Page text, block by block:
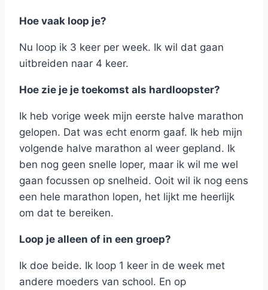
Hoe vaak loop je?
Nu loop ik 3 keer per week. Ik wil dat gaan
uitbreiden naar 4 keer.
Hoe zie je je toekomst als hardloopster?
Ik heb vorige week mijn eerste halve marathon
gelopen. Dat was echt enorm gaaf. Ik heb mijn
volgende halve marathon al weer gepland. Ik
ben nog geen snelle loper, maar ik wil me wel
gaan focussen op snelheid. Ooit wil ik nog eens
een hele marathon lopen, het lijkt me heerlijk
om dat te bereiken.
Loop je alleen of in een groep?
Ik doe beide. Ik loop 1 keer in de week met
andere moeders van school. En op